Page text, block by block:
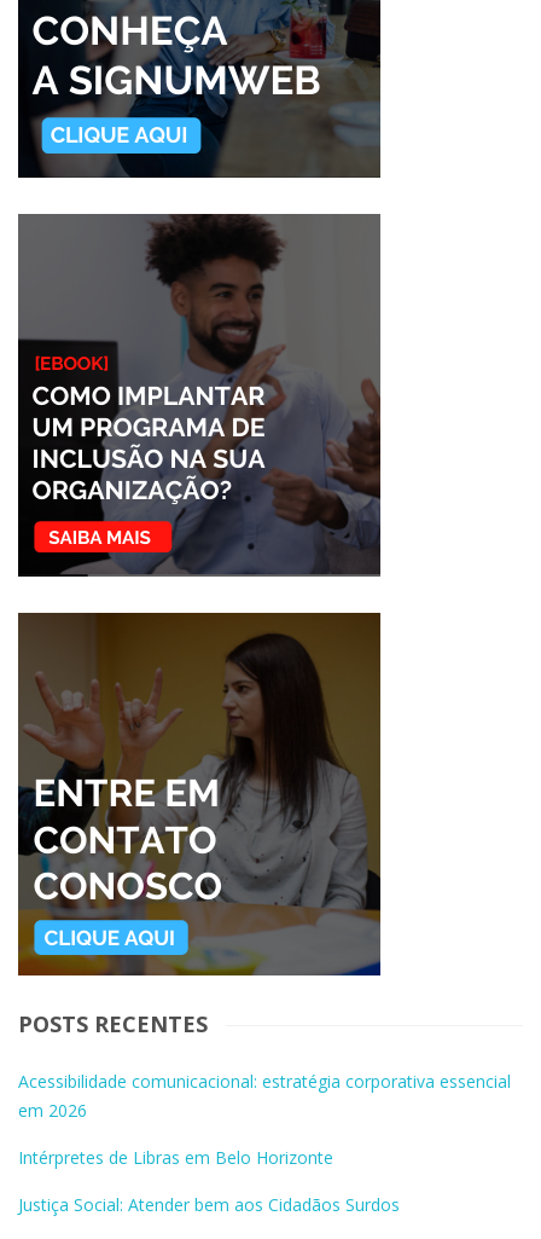
POSTS RECENTES
Acessibilidade comunicacional: estratégia corporativa essencial
em 2026
Intérpretes de Libras em Belo Horizonte
Justiça Social: Atender bem aos Cidadãos Surdos